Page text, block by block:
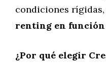
condiciones
renting en función
¿Por qué elegir